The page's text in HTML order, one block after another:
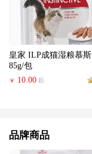
皇家 ILP成猫湿粮慕
85g/包
￥ 10.00 起
品牌商品